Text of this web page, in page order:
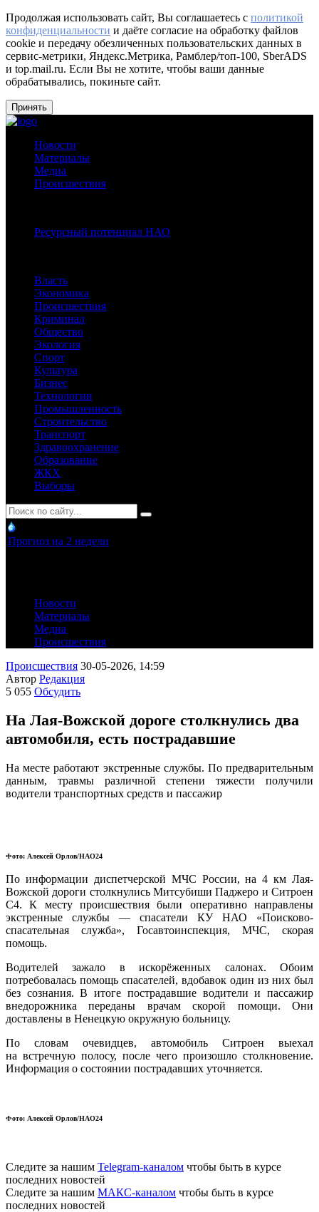
Продолжая использовать сайт, Вы соглашаетесь с политикой
конфиденциальности и даёте согласие на обработку файлов
cookie и передачу обезличенных пользовательских данных в
сервис-метрики, Яндекс.Метрика, Рамблер/топ-100, SberADS
и top.mail.ru. Если Вы не хотите, чтобы ваши данные
обрабатывались, покиньте сайт.
Принять
Новости
Материалы
Медиа
Происшествия
Ресурсный потенциал НАО
Власть
Экономика
Происшествия
Криминал
Общество
Экология
Спорт
Культура
Бизнес
Технологии
Промышленность
Строительство
Транспорт
Здравоохранение
Образование
ЖКХ
Выборы
Прогноз на 2 недели
Новости
Материалы
Медиа
Происшествия
Происшествия 30-05-2026, 14:59
Автор Редакция
5 055 Обсудить
На Лая-Вожской дороге столкнулись два
автомобиля, есть пострадавшие
На месте работают экстренные службы. По предварительным
данным, травмы различной степени тяжести получили
водители транспортных средств и пассажир
Фото: Алексей Орлов/НАО24
По информации диспетчерской МЧС России, на 4 км Лая-
Вожской дороги столкнулись Митсубиши Паджеро и Ситроен
С4. К месту происшествия были оперативно направлены
экстренные службы — спасатели КУ НАО «Поисково-
спасательная служба», Госавтоинспекция, МЧС, скорая
помощь.
Водителей зажало в искорёженных салонах. Обоим
потребовалась помощь спасателей, вдобавок один из них был
без сознания. В итоге пострадавшие водители и пассажир
внедорожника переданы врачам скорой помощи. Они
доставлены в Ненецкую окружную больницу.
По словам очевидцев, автомобиль Ситроен выехал
на встречную полосу, после чего произошло столкновение.
Информация о состоянии пострадавших уточняется.
Фото: Алексей Орлов/НАО24
Следите за нашим Telegram-каналом чтобы быть в курсе
последних новостей
Следите за нашим МАКС-каналом чтобы быть в курсе
последних новостей